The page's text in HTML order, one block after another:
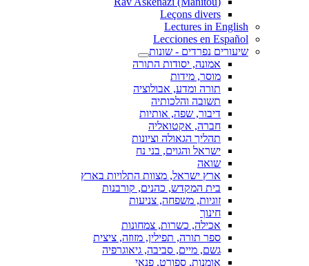
Leçons divers
Lectures in English
Lecciones en Español
שיעורים נפרדים - שונות
אמונה, יסודות התורה
מוסר, מידות
תורה ומדע, אבולוציה
תשובה והלכותיה
דיבור, שפה, אותיות
חברה, אקטואליה
תהליך הגאולה וציונות
ישראל והגוים, בני נח
שואה
ארץ ישראל, מצוות התלויות בארץ
בית המקדש, כהנים, קורבנות
זוגיות, משפחה, צניעות
חינוך
אכילה, כשרות, צמחונות
ספר תורה, תפילין, מזוזה, ציצית
גשם, מיים, סביבה, גיאוגרפיה
אומנות, ספורט, פנאי